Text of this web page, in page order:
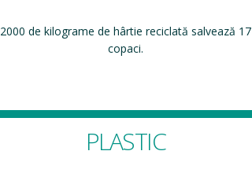
2000 de kilograme de hârtie reciclată salvează 17
copaci.
PLASTIC